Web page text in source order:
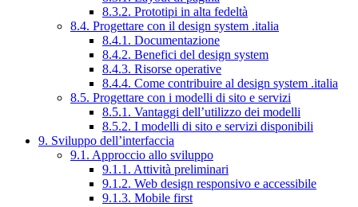
8.3.2. Prototipi in alta fedeltà
8.4. Progettare con il design system .italia
8.4.1. Documentazione
8.4.2. Benefici del design system
8.4.3. Risorse operative
8.4.4. Come contribuire al design system .italia
8.5. Progettare con i modelli di sito e servizi
8.5.1. Vantaggi dell’utilizzo dei modelli
8.5.2. I modelli di sito e servizi disponibili
9. Sviluppo dell’interfaccia
9.1. Approccio allo sviluppo
9.1.1. Attività preliminari
9.1.2. Web design responsivo e accessibile
9.1.3. Mobile first